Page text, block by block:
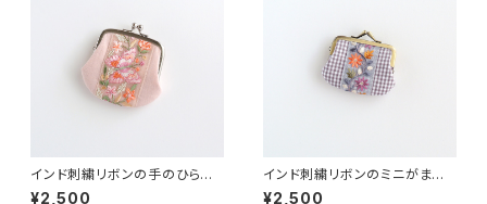
インド刺繍リボンの手のひらが
ま口ポーチ ピンク
¥2,500
インド刺繍リボンのミニがま
口 チェック
¥2,500